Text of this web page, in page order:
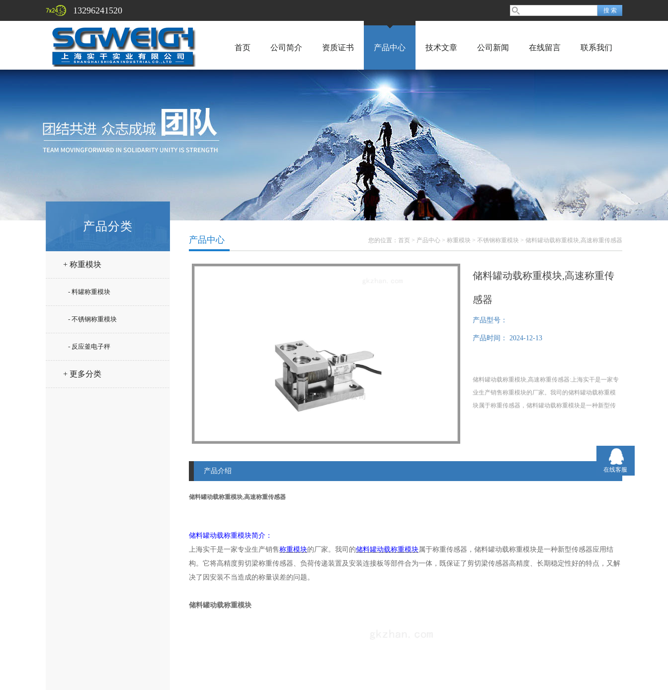
13296241520
首页 公司简介 资质证书 产品中心 技术文章 公司新闻 在线留言 联系我们
产品分类
+ 称重模块
- 料罐称重模块
- 不锈钢称重模块
- 反应釜电子秤
+ 更多分类
您的位置： 首页 > 产品中心 > 称重模块 > 不锈钢称重模块 > 储料罐动载称重模块,高速称重传感器
产品中心
储料罐动载称重模块,高速称重传
感器
产品型号：
产品时间： 2024-12-13
储料罐动载称重模块,高速称重传感器:上海实干是一家专
业生产销售称重模块的厂家。我司的储料罐动载称重模
块属于称重传感器，储料罐动载称重模块是一种新型传
传感器高精度、长期稳定性好的特点，又解决了因安装
产品介绍
储料罐动载称重模块,高速称重传感器
储料罐动载称重模块简介：
上海实干是一家专业生产销售称重模块的厂家。我司的储料罐动载称重模块属于称重传感器，储料罐动载称重模块是一种新型传感器应用结
构。它将高精度剪切梁称重传感器、负荷传递装置及安装连接板等部件合为一体，既保证了剪切梁传感器高精度、长期稳定性好的特点，又解
决了因安装不当造成的称量误差的问题。
储料罐动载称重模块
在线客服